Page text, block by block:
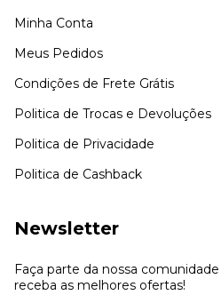
Minha Conta
Meus Pedidos
Condições de Frete Grátis
Politica de Trocas e Devoluções
Politica de Privacidade
Politica de Cashback
Newsletter
Faça parte da nossa
receba as melhores ofertas!